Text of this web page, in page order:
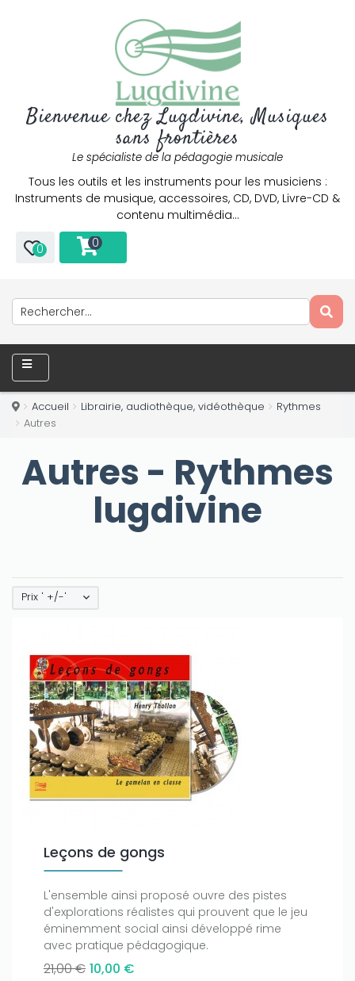
Bienvenue chez Lugdivine, Musiques
sans frontières
Le spécialiste de la pédagogie musicale
Tous les outils et les instruments pour les musiciens :
Instruments de musique, accessoires, CD, DVD, Livre-CD &
contenu multimédia…
0 0
Accueil Librairie, audiothèque, vidéothèque
Rythmes
Autres
Autres - Rythmes
lugdivine
Prix ' +/-'
Leçons de gongs
L'ensemble ainsi proposé ouvre des pistes
d'explorations réalistes qui prouvent que le jeu
éminemment social ainsi développé rime
avec pratique pédagogique.
21,00 € 10,00 €